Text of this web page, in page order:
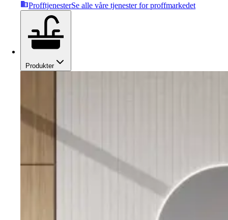
ProfftjenesterSe alle våre tjenester for proffmarkedet
Produkter